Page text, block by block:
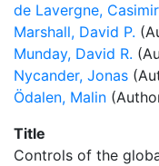
de Lavergne, Casimir
Marshall, David P.
Munday, David R.
Nycander, Jonas
Ödalen, Malin
Title
Controls of the